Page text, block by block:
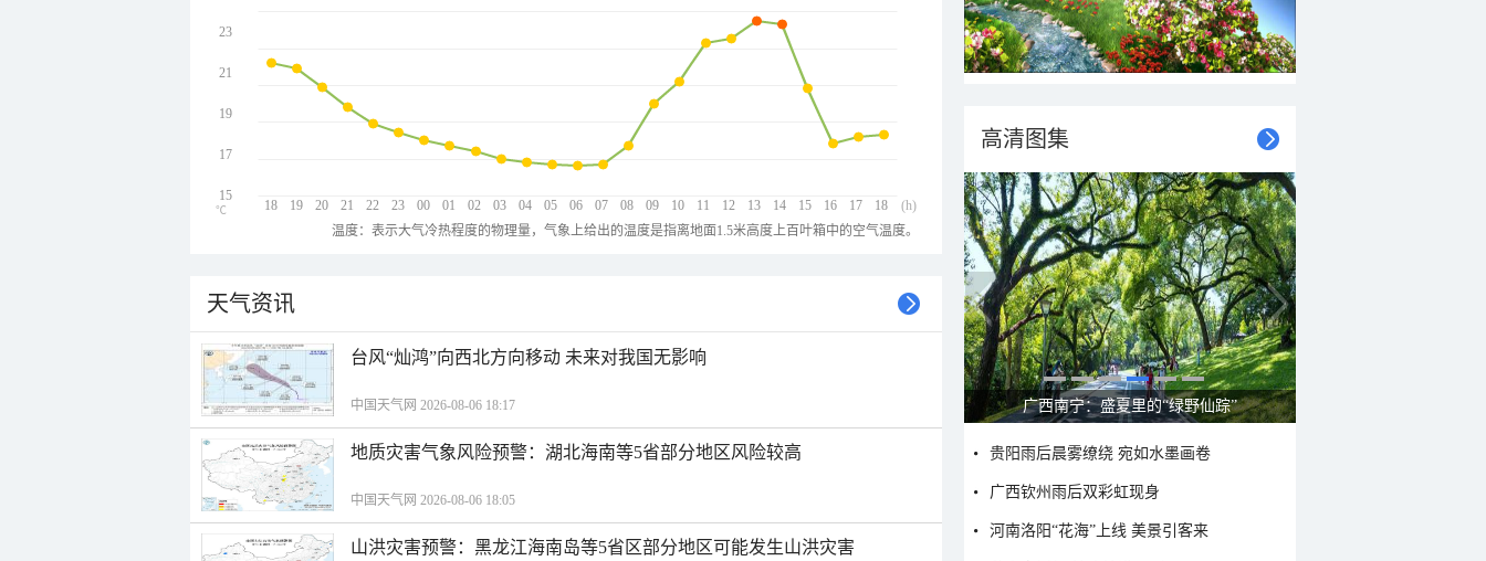
18 19 20 21 22 23 00 01 02 03 04 05 06 07 08 09 10 11 12 13 14 15 16 17 18
23
21
19
17
15
(h)
℃
温度：表示大气冷热程度的物理量，气象上给出的温度是指离地面1.5米高度上百叶箱中的空气温度。
天气资讯
台风“灿鸿”向西北方向移动 未来对我国无影响
中国天气网 2026-08-06 18:17
地质灾害气象风险预警：湖北海南等5省部分地区风险较高
中国天气网 2026-08-06 18:05
山洪灾害预警：黑龙江海南岛等5省区部分地区可能发生山洪灾害
高清图集
广西南宁：盛夏里的“绿野仙踪”
贵阳雨后晨雾缭绕 宛如水墨画卷
广西钦州雨后双彩虹现身
河南洛阳“花海”上线 美景引客来